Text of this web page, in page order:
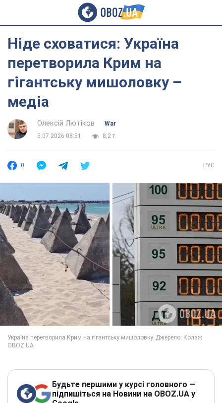
Ніде сховатися: Україна
перетворила Крим на
гігантську мишоловку –
медіа
Олексій Лютіков
War
5.07.2026 08:51
8,2 т.
0 РУС
Будьте першими у курсі головного —
підпишіться на Новини на OBOZ.UA у